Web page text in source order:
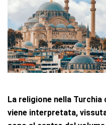
La religione nella
viene interpretata,